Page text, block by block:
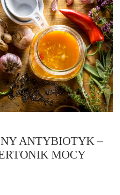
ANTYBIOTYK –
MOCY